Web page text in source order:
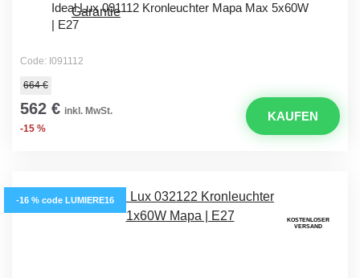
Ideal Lux 091112 Kronleuchter Mapa Max 5x60W
| E27
Code: I091112
664 €
562 € inkl. MwSt.
-15 %
KAUFEN
-16 % code LUMIERE16
KOSTENLOSER
VERSAND